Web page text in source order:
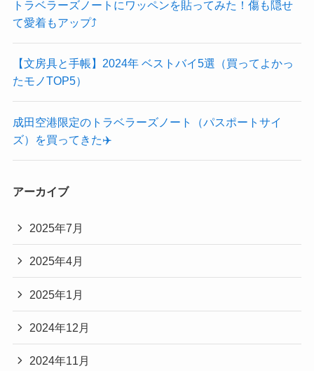
トラベラーズノートにワッペンを貼ってみた！傷も隠せ
て愛着もアップ⤴️
【文房具と手帳】2024年 ベストバイ5選（買ってよかっ
たモノTOP5）
成田空港限定のトラベラーズノート（パスポートサイ
ズ）を買ってきた✈️
アーカイブ
2025年7月
2025年4月
2025年1月
2024年12月
2024年11月